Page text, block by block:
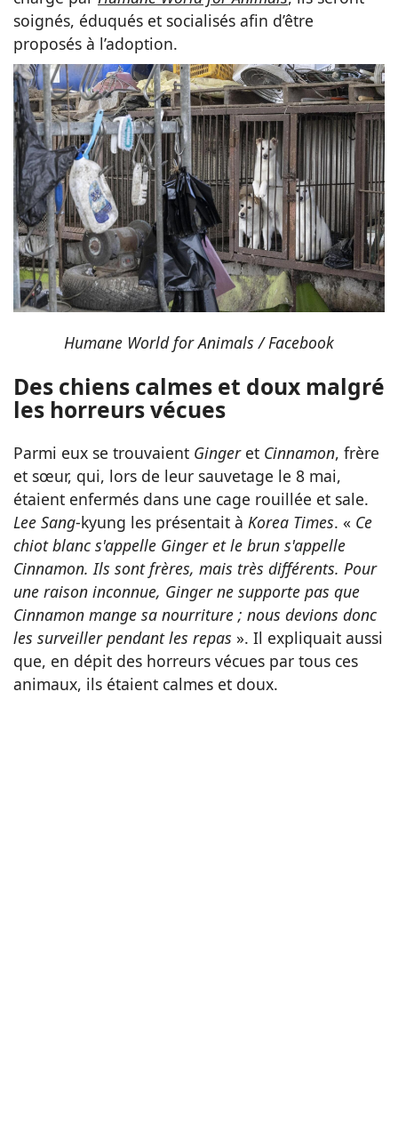
soignés, éduqués et socialisés afin d’être
proposés à l’adoption.
Humane World for Animals / Facebook
Des chiens calmes et doux malgré
les horreurs vécues
Parmi eux se trouvaient Gingeret Cinnamon, frère
et sœur, qui, lors de leur sauvetage le 8 mai,
étaient enfermés dans une cage rouillée et sale.
Lee Sang-kyung les présentait à Korea Times. « Ce
chiot blanc s'appelle Ginger et le brun s'appelle
Cinnamon. Ils sont frères, mais très différents. Pour
une raison inconnue, Ginger ne supporte pas que
Cinnamon mange sa nourriture ; nous devions donc
les surveiller pendant les repas ». Il expliquait aussi
que, en dépit des horreurs vécues par tous ces
animaux, ils étaient calmes et doux.